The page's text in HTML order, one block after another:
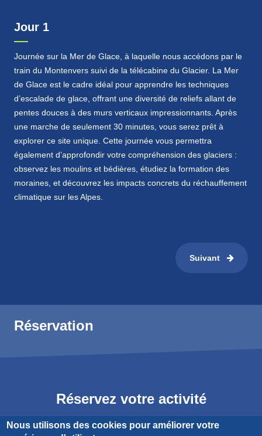
- Découverte du matériel et de la gestuelle de base de la
cascade de glace
- Apprentissage des techniques d’assurage
- Autonomie en second de cordée dans le niveau 3-4.
- Initiation à l’escalade de glace en premier de cordée
Jour 1
Journée sur la Mer de Glace, à laquelle nous accédons par le
train du Montenvers suivi de la télécabine du Glacier. La Mer
de Glace est le cadre idéal pour apprendre les techniques
d’escalade de glace, offrant une diversité de reliefs allant de
pentes douces à des murs verticaux impressionnants. Après
une marche de seulement 30 minutes, vous serez prêt à
explorer ce site unique. Cette journée vous permettra
également d’approfondir votre compréhension des glaciers :
observez les moulins et bédières, étudiez la formation des
moraines, et découvrez les impacts concrets du réchauffement
climatique sur les Alpes.
Suivant
Réservation
Réservez votre activité
Nous utilisons des cookies pour améliorer votre